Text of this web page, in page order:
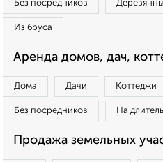
Без посредников
Из бруса
Аренда домов, дач,
Дома Дачи Коттеджи
Без посредников На
Продажа земельных